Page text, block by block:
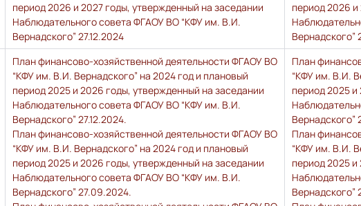
период 2026 и 2027 годы, утвержденный на заседании
Наблюдательного совета ФГАОУ ВО “КФУ им. В.И.
Вернадского” 27.12.2024
период 2026
Вернадского”
План финансово-хозяйственной деятельности ФГАОУ ВО
“КФУ им. В.И. Вернадского” на 2024 год и плановый
период 2025 и 2026 годы, утвержденный на заседании
Наблюдательного совета ФГАОУ ВО “КФУ им. В.И.
Вернадского” 27.12.2024.
План финансово-хозяйственной деятельности ФГАОУ ВО
“КФУ им. В.И. Вернадского” на 2024 год и плановый
период 2025 и 2026 годы, утвержденный на заседании
Наблюдательного совета ФГАОУ ВО “КФУ им. В.И.
Вернадского” 27.09.2024.
План
“КФУ им. В.И.
период 2025
Вернадского”
План
“КФУ им. В.И.
период 2025
Вернадского”